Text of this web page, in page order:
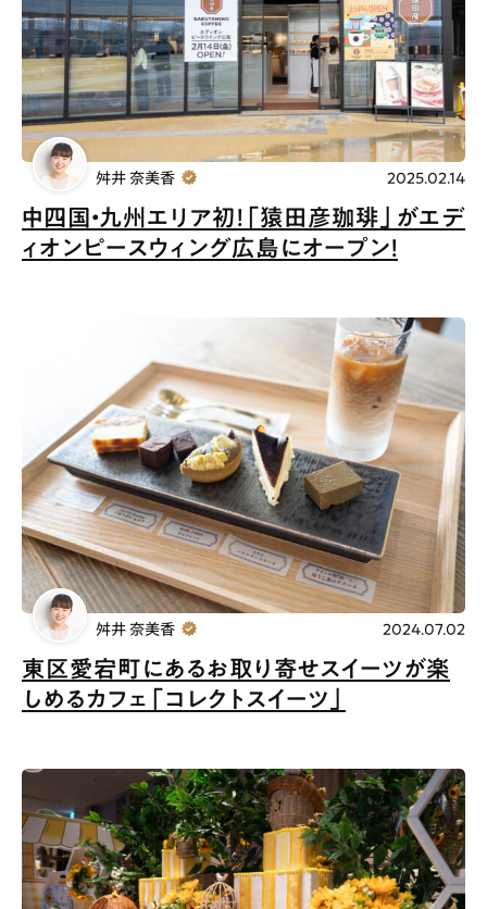
中四国・九州エリア初！「猿田彦珈琲」がエデ
ィオンピースウィング広島にオープン！
舛井 奈美香 2025.02.14
東区愛宕町にあるお取り寄せスイーツが楽
しめるカフェ「コレクトスイーツ」
舛井 奈美香 2024.07.02